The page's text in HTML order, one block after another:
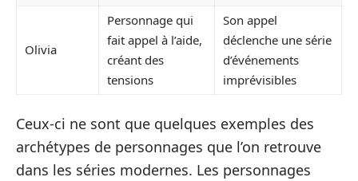
Olivia
Personnage qui
fait appel à l’aide,
créant des
tensions
Son appel
déclenche une série
d’événements
imprévisibles
Ceux-ci ne sont que quelques exemples des
archétypes de personnages que l’on retrouve
dans les séries modernes. Les personnages